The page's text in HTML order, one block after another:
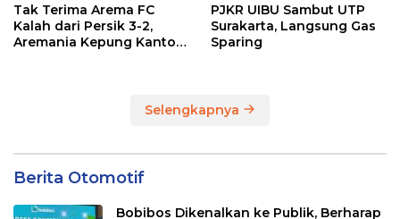
Tak Terima Arema FC
Kalah dari Persik 3-2,
Aremania Kepung Kantor
PJKR UIBU Sambut UTP
Surakarta, Langsung Gas
Sparing
Selengkapnya
Berita Otomotif
Bobibos Dikenalkan ke Publik, Berharap